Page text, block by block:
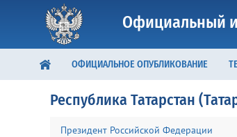
Официальный
ОФИЦИАЛЬНОЕ ОПУБЛИКОВАНИЕ
Республика Татарстан
Президент Российской Федерации